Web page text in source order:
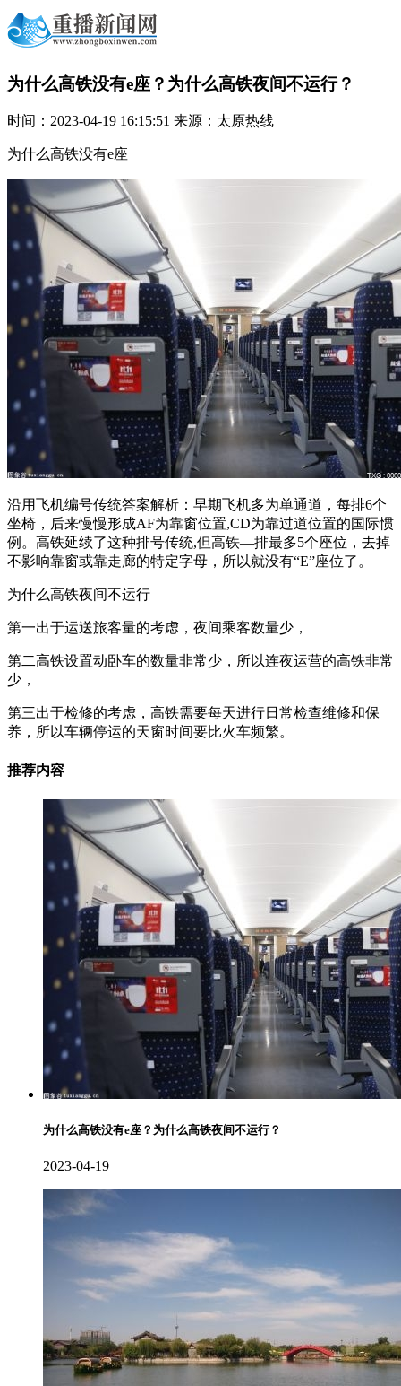
为什么高铁没有e座？为什么高铁夜间不运行？
时间：2023-04-19 16:15:51 来源：太原热线
为什么高铁没有e座
沿用飞机编号传统答案解析：早期飞机多为单通道，每排6个
坐椅，后来慢慢形成AF为靠窗位置,CD为靠过道位置的国际惯
例。高铁延续了这种排号传统,但高铁—排最多5个座位，去掉
不影响靠窗或靠走廊的特定字母，所以就没有“E”座位了。
为什么高铁夜间不运行
第一出于运送旅客量的考虑，夜间乘客数量少，
第二高铁设置动卧车的数量非常少，所以连夜运营的高铁非常
少，
第三出于检修的考虑，高铁需要每天进行日常检查维修和保
养，所以车辆停运的天窗时间要比火车频繁。
推荐内容
为什么高铁没有e座？为什么高铁夜间不运行？
2023-04-19